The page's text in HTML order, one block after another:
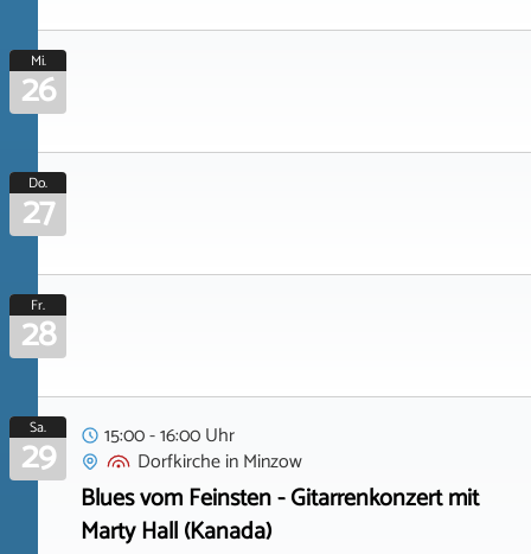
Mi.
26
Do.
27
Fr.
28
Sa.
29
15:00 - 16:00 Uhr
DorfkircheinMinzow
Blues vom Feinsten - Gitarrenkonzert mit
Marty Hall (Kanada)